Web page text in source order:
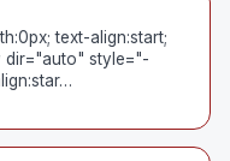
text-align:start;
dir="auto" style="-